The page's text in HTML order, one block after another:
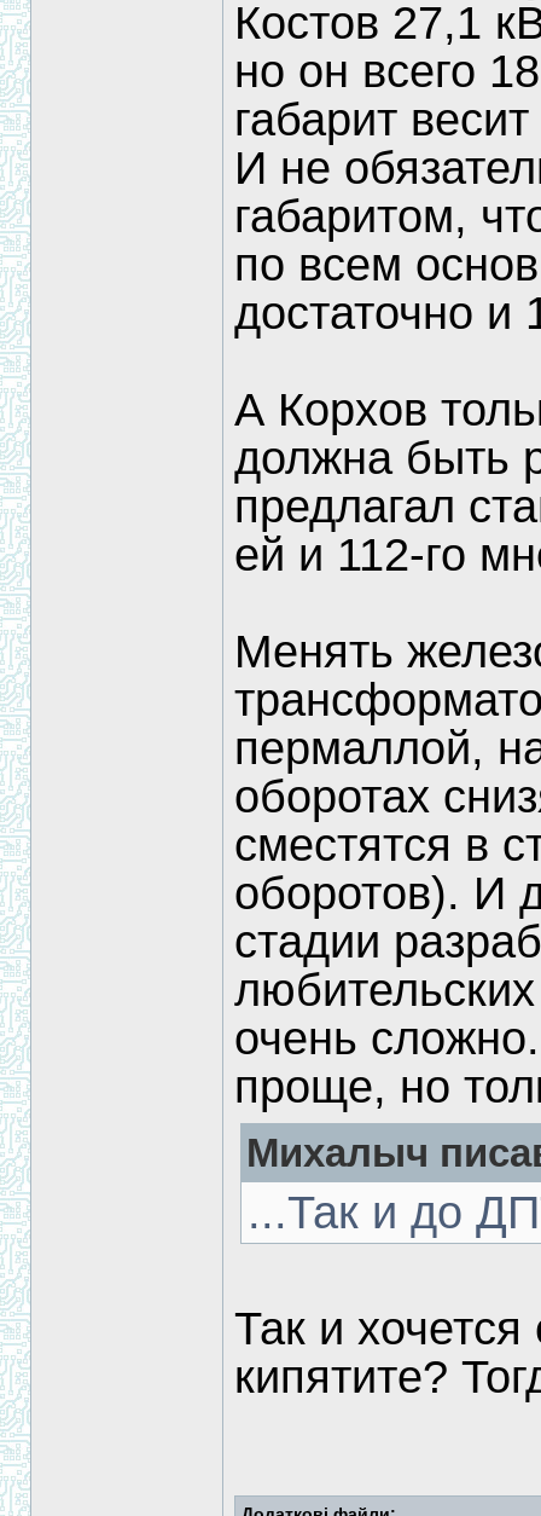
Костов 27,1
но он всего
габарит
И не
габаритом,
по всем
достаточно и
А Корхов
должна быть
предлагал
ей и 112-го
Менять
пермаллой,
оборотах
сместятся в
оборотов). И
стадии
очень
проще, но
Михалыч
...Так и до
Так и
кипятите?